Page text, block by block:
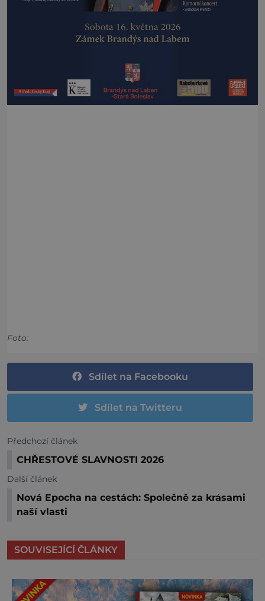
Foto:
Sdílet na Facebooku
Sdílet na Twitteru
Předchozí článek
CHŘESTOVÉ SLAVNOSTI 2026
Další článek
Nová Epocha na cestách: Společně za krásami
naší vlasti
SOUVISEJÍCÍ ČLÁNKY